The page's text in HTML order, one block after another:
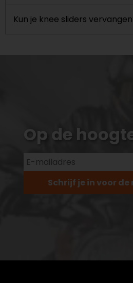
Kun je knee sliders
Op de
Schrijf je in voor